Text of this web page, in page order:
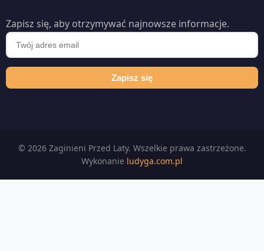
Zapisz się, aby otrzymywać najnowsze informacje.
Zapisz się
© 2026 Zaginieni Przed Laty. Wszelkie prawa zastrzeżone.
Wykonanie ludyga.com.pl